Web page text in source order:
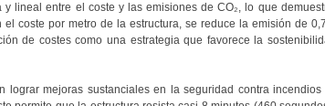
lineal entre el coste y las emisiones de CO₂, lo que
coste por metro de la estructura, se reduce la emisión de
de costes como una estrategia que favorece la
lograr mejoras sustanciales en la seguridad contra